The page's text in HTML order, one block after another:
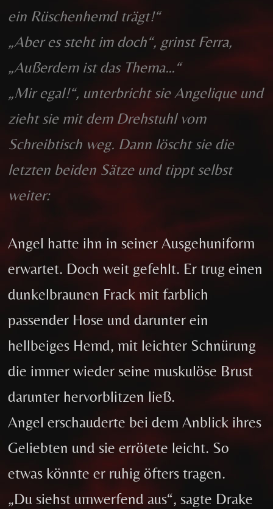
ein Rüschenhemd trägt!“
„Aber es steht im doch“, grinst Ferra,
„Außerdem ist das Thema…“
„Mir egal!“, unterbricht sie Angelique und
zieht sie mit dem Drehstuhl vom
Schreibtisch weg. Dann löscht sie die
letzten beiden Sätze und tippt selbst
weiter:
Angel hatte ihn in seiner Ausgehuniform
erwartet. Doch weit gefehlt. Er trug einen
dunkelbraunen Frack mit farblich
passender Hose und darunter ein
hellbeiges Hemd, mit leichter Schnürung
die immer wieder seine muskulöse Brust
darunter hervorblitzen ließ.
Angel erschauderte bei dem Anblick ihres
Geliebten und sie errötete leicht. So
etwas könnte er ruhig öfters tragen.
„Du siehst umwerfend aus“, sagte Drake